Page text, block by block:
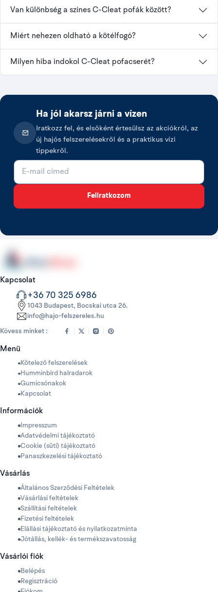
Van különbség a színes C-Cleat pofák között?
Miért nehezen oldható a kötélfogó?
Milyen hiba indokol C-Cleat pofacserét?
Ha jól akarsz járni a vízen
Iratkozz fel, és elsőként értesülsz az akciókról, az
új hajós felszerelésekről és a praktikus vízi
tippekről.
E-mail cím
Feliratkozom
Kapcsolat
+36 70 325 6986
1043 Budapest, Bocskai utca 26.
info@hajo-felszereles.hu
Kövess minket :
Menü
Kötelező felszerelések
Humminbird halradarok
Gumicsónakok
Kapcsolat
Információk
Impresszum
Adatvédelmi tájékoztató
Cookie (süti) tájékoztató
Panaszkezelési tájékoztató
Vásárlás
Általános Szerződési Feltételek
Vásárlási feltételek
Szállítási feltételek
Fizetési feltételek
Elállási tájékoztató és nyilatkozatminta
Jótállás, kellék- és termékszavatosság
Vásárlói fiók
Belépés
Regisztráció